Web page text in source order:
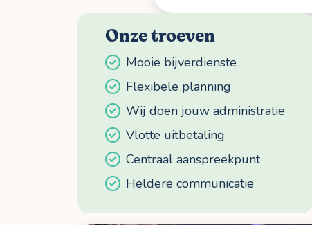
Onze troeven
Mooie bijverdienste
Flexibele planning
Wij doen jouw administratie
Vlotte uitbetaling
Centraal aanspreekpunt
Heldere communicatie